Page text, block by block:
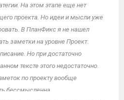
На этом этапе еще нет
проекта. Но идеи и мысли уже
В ПланФикс я не нашел
заметки на уровне Проект.
Но при достаточно
тексте этого недостаточно.
по проекту вообще
бессмысленна.